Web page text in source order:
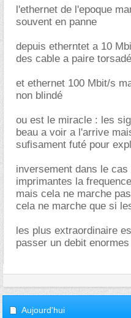
l'ethernet de l'epoque
souvent en panne
depuis etherntet a 10
des cable a paire
et ethernet 100 Mbit/s
non blindé
ou est le miracle : les
beau a voir a l'arrive
sufisament futé pour
inversement dans le
imprimantes la
mais cela ne marche
cela ne marche que si
les plus extraordinaire
passer un debit
Aujourd'hui